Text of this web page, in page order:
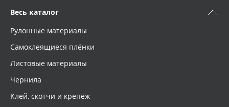
Весь каталог
Рулонные материалы
Самоклеящиеся плёнки
Листовые материалы
Чернила
Клей, скотчи и крепёж